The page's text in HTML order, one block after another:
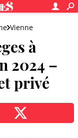
Vienne
à
2024 –
privé